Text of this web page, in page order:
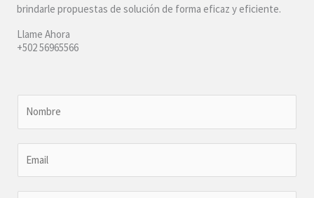
brindarle propuestas de solución de forma eficaz y eficiente.
Llame Ahora
+502 56965566